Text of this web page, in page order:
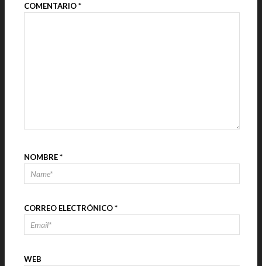
COMENTARIO*
NOMBRE*
CORREO ELECTRÓNICO*
WEB